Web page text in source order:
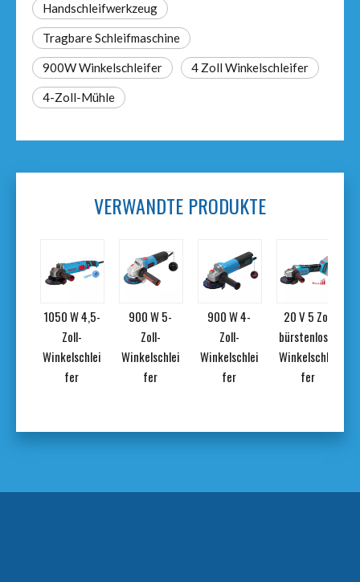
Handschleifwerkzeug
Tragbare Schleifmaschine
900W Winkelschleifer 4 Zoll Winkelschleifer
4-Zoll-Mühle
VERWANDTE PRODUKTE
1050 W 4,5-
Zoll-
Winkelschlei
fer
900 W 5-
Zoll-
Winkelschlei
fer
900 W 4-
Zoll-
Winkelschlei
fer
20 V 5 Zoll
bürstenloser
Winkelschlei
fer